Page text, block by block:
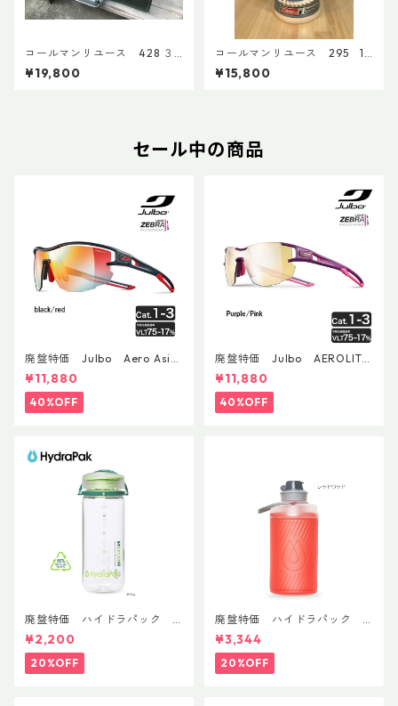
コールマンリユース 428 ３
バーナー 1993年3月 点検整
備済 4396
¥19,800
コールマンリユース 295 19
92年6月製 点検整備済 390
6
¥15,800
セール中の商品
廃盤特価 Julbo Aero Asia
nFit
¥11,880
40%OFF
廃盤特価 Julbo AEROLITE
AsianFit
¥11,880
40%OFF
廃盤特価 ハイドラパック
リーコン ツイスト＆シップ 50
0ml
¥2,200
20%OFF
廃盤特価 ハイドラパック
フラックス 750ml
¥3,344
20%OFF